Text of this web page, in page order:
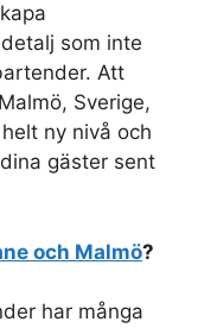
som inte
Att
Sverige,
ny nivå och
gäster sent
och Malmö?
har många